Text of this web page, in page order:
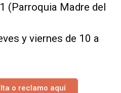
(Parroquia Madre del
y viernes de 10 a
o reclamo aquí